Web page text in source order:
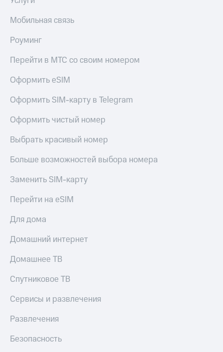
Мобильная связь
Роуминг
Перейти в МТС со своим номером
Оформить eSIM
Оформить SIM-карту в Telegram
Оформить чистый номер
Выбрать красивый номер
Больше возможностей выбора номера
Заменить SIM-карту
Перейти на eSIM
Для дома
Домашний интернет
Домашнее ТВ
Спутниковое ТВ
Сервисы и развлечения
Развлечения
Безопасность